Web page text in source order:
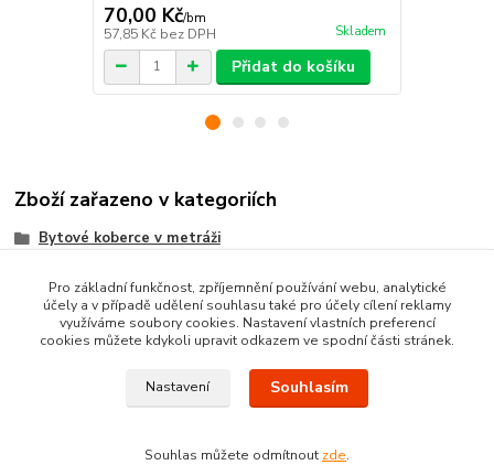
70,00 Kč/bm
57,85 Kč bez DPH Skladem
Přidat do košíku
Zboží zařazeno v kategoriích
Bytové koberce v metráži
SMYČKOVÉ koberce metráž
Pro základní funkčnost, zpříjemnění používání webu, analytické
účely a v případě udělení souhlasu také pro účely cílení reklamy
využíváme soubory cookies. Nastavení vlastních preferencí
cookies můžete kdykoli upravit odkazem ve spodní části stránek.
Nastavení Souhlasím
Souhlas můžete odmítnout zde.